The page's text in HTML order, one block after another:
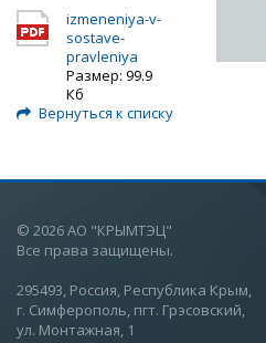
izmeneniya-v-
sostave-
pravleniya
Размер: 99.9
Кб
Вернуться к списку
© 2026 АО "КРЫМТЭЦ"
Все права защищены.
295493, Россия, Республика Крым,
г. Симферополь, пгт. Грэсовский,
ул. Монтажная, 1